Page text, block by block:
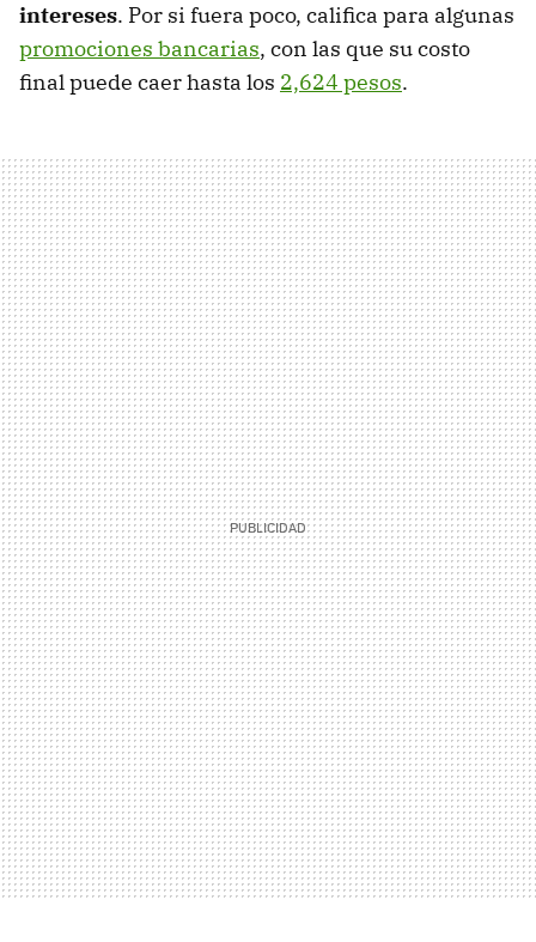
intereses. Por si fuera poco, califica para algunas
promociones bancarias, con las que su costo
final puede caer hasta los 2,624 pesos.